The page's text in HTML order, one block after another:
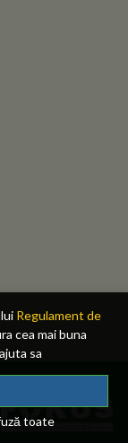
Regulament de
cea mai buna
sa
dvs., cititorul, o
Ele sunt
de incredere.
uri.
toate